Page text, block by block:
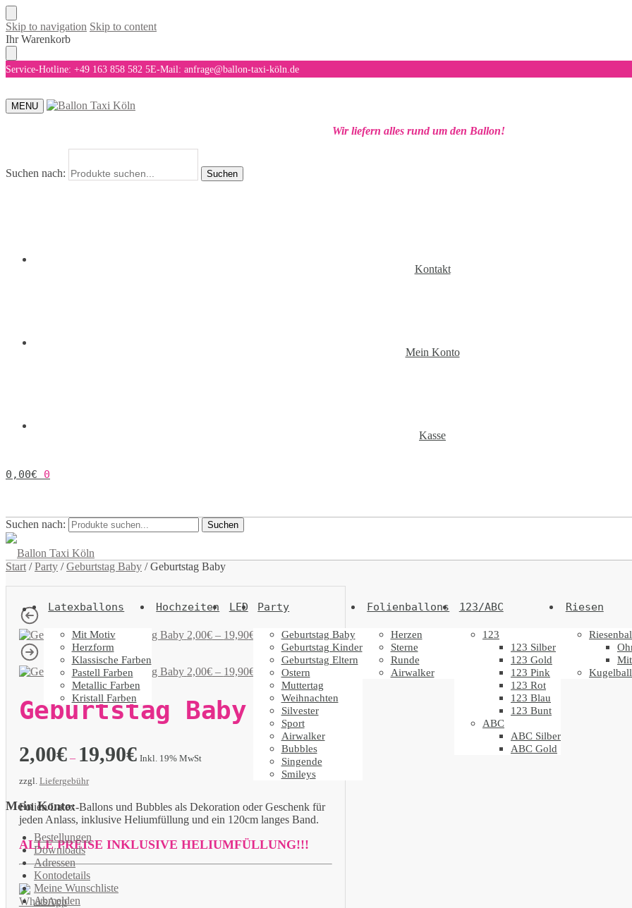
Skip to navigation Skip to content
Ihr Warenkorb
Service-Hotline: +49 163 858 582 5E-Mail: anfrage@ballon-taxi-köln.de
MENU
Wir liefern alles rund um den Ballon!
Suchen nach: Suchen
Kontakt
Mein Konto
Kasse
0,00€ 0
Suchen nach: Suchen
Latexballons
Mit Motiv
Herzform
Klassische Farben
Pastell Farben
Metallic Farben
Kristall Farben
Hochzeiten LED Party
Geburtstag Baby
Geburtstag Kinder
Geburtstag Eltern
Ostern
Muttertag
Weihnachten
Silvester
Sport
Airwalker
Bubbles
Singende
Smileys
Folienballons
Herzen
Sterne
Runde
Airwalker
123/ABC
123
123 Silber
123 Gold
123 Pink
123 Rot
123 Blau
123 Bunt
ABC
ABC Silber
ABC Gold
Riesen
Mein Konto:
Bestellungen
Downloads
Adressen
Kontodetails
Meine Wunschliste
Abmelden
Start /Party /Geburtstag Baby /Geburtstag Baby
Geburtstag Baby 2,00€– 19,90€ Inkl. 19% MwSt
Geburtstag Baby 2,00€– 19,90€ Inkl. 19% MwSt
Geburtstag Baby
2,00€– 19,90€ Inkl. 19% MwSt
zzgl. Liefergebühr
Folien/Latex-Ballons und Bubbles als Dekoration oder Geschenk für
jeden Anlass, inklusive Heliumfüllung und ein 120cm langes Band.
ALLE PREISE INKLUSIVE HELIUMFÜLLUNG!!!